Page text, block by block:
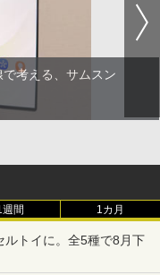
考える、サムスン
週間 1カ月
トイに。全5種で8月下